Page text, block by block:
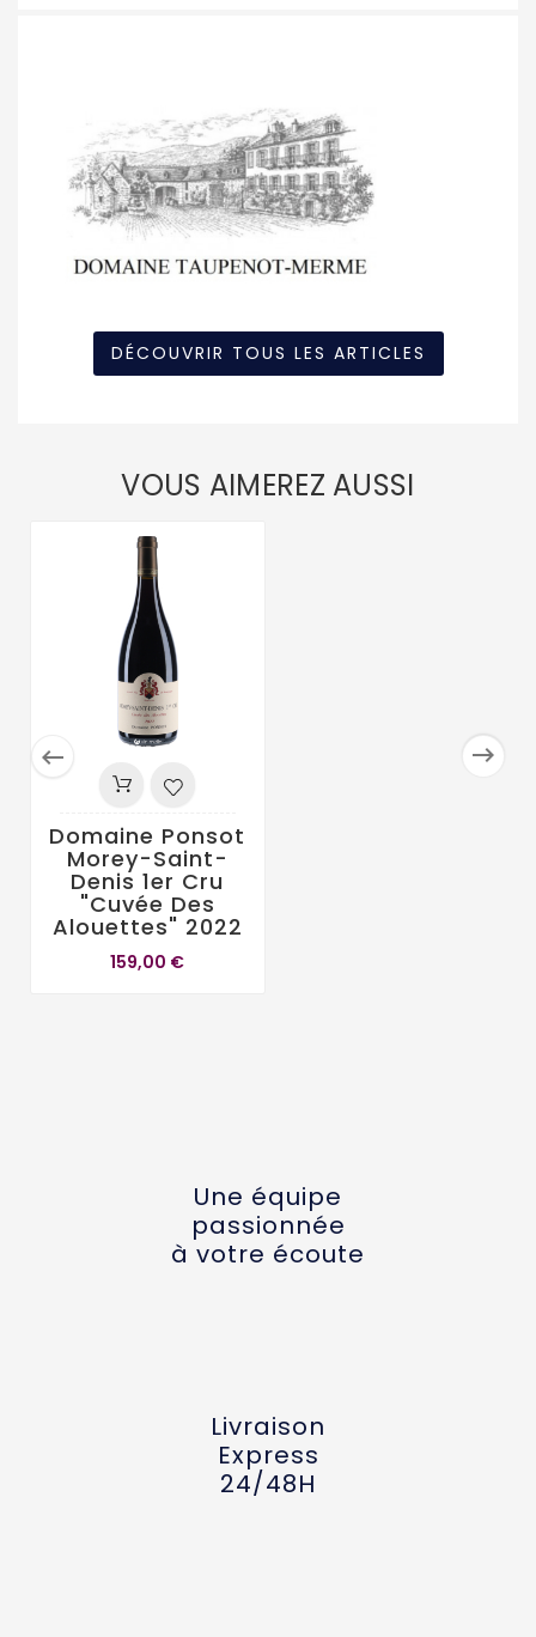
DÉCOUVRIR TOUS LES ARTICLES
VOUS AIMEREZ AUSSI
 
Domaine Ponsot
Morey-Saint-
Denis 1er Cru
"Cuvée Des
Alouettes" 2022
159,00 €
Une équipe
passionnée
à votre écoute
Livraison
Express
24/48H